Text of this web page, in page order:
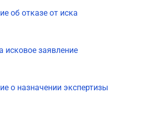
об отказе от иска
исковое заявление
о назначении экспертизы